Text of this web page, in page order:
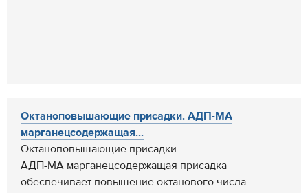
Октаноповышающие присадки. АДП-МА
марганецсодержащая...
Октаноповышающие присадки.
АДП-МА марганецсодержащая присадка
обеспечивает повышение октанового числа...